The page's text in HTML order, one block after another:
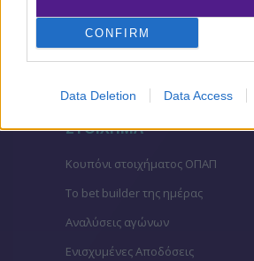
CONFIRM
Data Deletion Data Access
Βαθμολογίες Ιταλίας- Serie A
ΣΤΟΙΧΗΜΑ
Κουπόνι στοιχήματος ΟΠΑΠ
To bet builder της ημέρας
Αναλύσεις αγώνων
Ενισχυμένες Αποδόσεις